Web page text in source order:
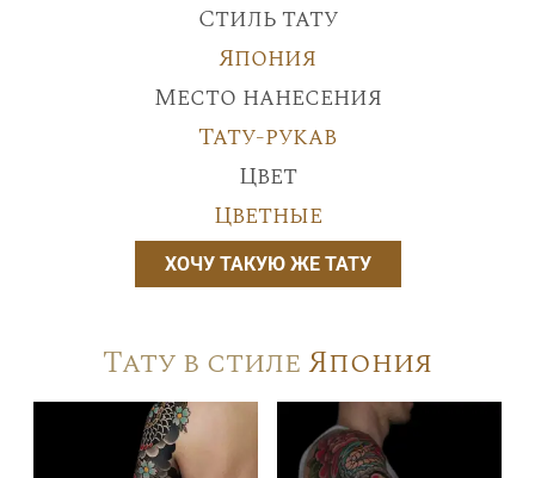
Стиль тату
Япония
Место нанесения
Тату-рукав
Цвет
Цветные
ХОЧУ ТАКУЮ ЖЕ ТАТУ
Тату в стилеЯпония